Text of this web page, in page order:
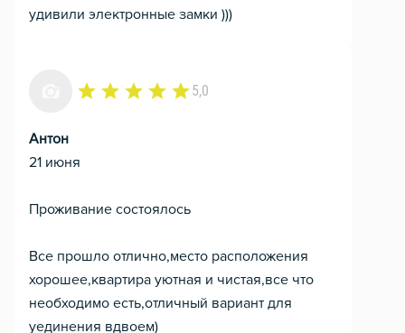
удивили электронные замки )))
5,0
Антон
21 июня
Проживание состоялось
Все прошло отлично,место расположения
хорошее,квартира уютная и чистая,все что
необходимо есть,отличный вариант для
уединения вдвоем)